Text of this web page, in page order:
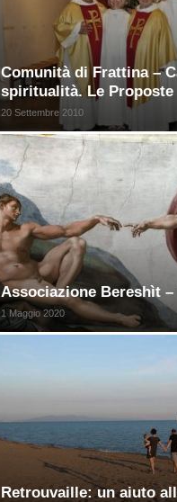
Comunità di Frattina –
spiritualità. Le Proposte
20 Settembre 2010
Associazione Bereshìt
1 Maggio 2020
Retrouvaille: un aiuto